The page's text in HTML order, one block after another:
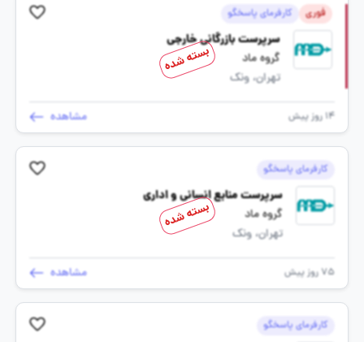
فوری کارفرمای پاسخگو
سرپرست بازرگانی خارجی
گروه ماد
تهران، ونک
14 روز پیش مشاهده
بسته شده
کارفرمای پاسخگو
سرپرست منابع انسانی و اداری
گروه ماد
تهران، ونک
75 روز پیش مشاهده
بسته شده
کارفرمای پاسخگو